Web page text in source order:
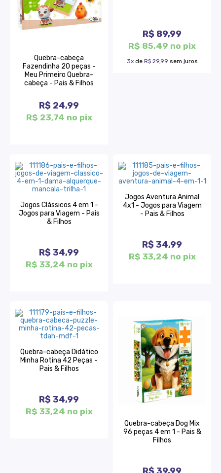
Quebra-cabeça
Fazendinha 20 peças -
Meu Primeiro Quebra-
cabeça - Pais & Filhos
R$ 24,99
R$ 23,74 no pix
R$ 89,99
R$ 85,49 no pix
3xde R$ 29,99 sem juros
Jogos Clássicos 4 em 1 -
Jogos para Viagem - Pais
& Filhos
R$ 34,99
R$ 33,24 no pix
Jogos Aventura Animal
4x1 - Jogos para Viagem
- Pais & Filhos
R$ 34,99
R$ 33,24 no pix
Quebra-cabeça Didático
Minha Rotina 42 Peças -
Pais & Filhos
R$ 34,99
R$ 33,24 no pix
Quebra-cabeça Dog Mix
96 peças 4 em 1 - Pais &
Filhos